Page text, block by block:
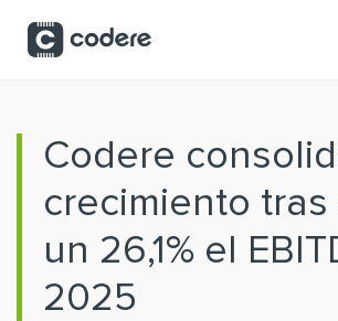
Codere
crecimiento
un 26,1% el
2025